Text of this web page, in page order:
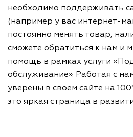
необходимо поддерживать
(например у вас интернет-
постоянно менять товар,
сможете обратиться к нам и
помощь в рамках услуги
обслуживание». Работая с
уверены в своем сайте на
это яркая страница в